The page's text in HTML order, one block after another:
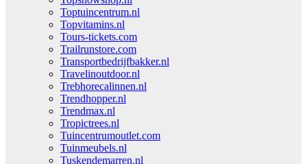
Toptuincentrum.nl
Topvitamins.nl
Tours-tickets.com
Trailrunstore.com
Transportbedrijfbakker.nl
Travelinoutdoor.nl
Trebhorecalinnen.nl
Trendhopper.nl
Trendmax.nl
Tropictrees.nl
Tuincentrumoutlet.com
Tuinmeubels.nl
Tuskendemarren.nl